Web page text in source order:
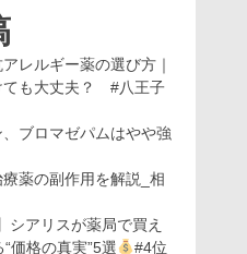
レルギー薬の選び方｜
ても大丈夫？ #八王子
、ブロマゼパムはやや強
薬の副作用を解説_相
シアリスが薬局で買え
価格の真実”5選
#4位